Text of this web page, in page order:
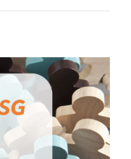
903
pour
mettre
place
#OSG
dans